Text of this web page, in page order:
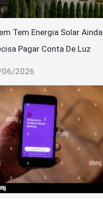
Tem Energia Solar Ainda
Pagar Conta De Luz
2026